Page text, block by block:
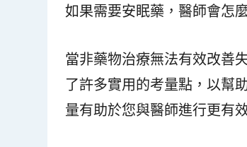
如果需要安眠藥，醫師會怎
當非藥物治療無法有效改善
了許多實用的考量點，以幫
量有助於您與醫師進行更有